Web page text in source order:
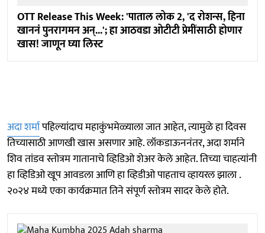
OTT Release This Week: 'पाताल लोक 2, 'द रोशन्स, हिना
खाननं पुनरागमन अन्...'; हा आठवडा ओटीटी प्रेमींसाठी होणार
खास! जाणून घ्या लिस्ट
अदा शर्मापहिल्यांदाच महाकुंभमेळ्याला जात आहेत, त्यामुळे हा दिवस
तिच्यासाठी आणखी खास असणार आहे. लॉकडाऊननंतर, अदा शर्माने
शिव तांडव स्तोत्रम गातानाचे व्हिडिओ शेअर केले आहेत. तिच्या चाहत्यांनी
हा व्हिडिओ खूप आवडला आणि हा व्हिडीओ पाहताच व्हायरल झाला .
२०२४ मध्ये एका कार्यक्रमात तिने संपूर्ण स्तोत्रम सादर केले होते.